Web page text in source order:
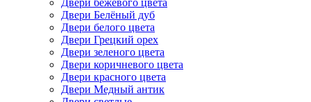
Двери бежевого цвета
Двери Белёный дуб
Двери белого цвета
Двери Грецкий орех
Двери зеленого цвета
Двери коричневого цвета
Двери красного цвета
Двери Медный антик